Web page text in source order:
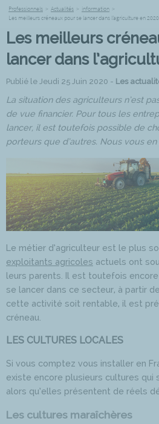
Professionnels > Actualités > information >
Les meilleurs créneaux pour se lancer dans l’agriculture en 2020
Les meilleurs
lancer dans
Publié le Jeudi 25 Juin 2020 - Les
La situation des agriculteurs n’est
de vue financier. Pour tous les
lancer, il est toutefois possible de
porteurs que d’autres. Nous vous
Le métier d’agriculteur est le plus
exploitants agricoles actuels ont
leurs parents. Il est toutefois
se lancer dans ce secteur, à partir
cette activité soit rentable, il est
créneau.
LES CULTURES LOCALES
Si vous comptez vous installer en
existe encore plusieurs cultures qui
alors qu’elles présentent de réels
Les cultures maraîchères